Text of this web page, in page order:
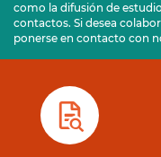
como la difusión de
contactos. Si desea
ponerse en contacto con